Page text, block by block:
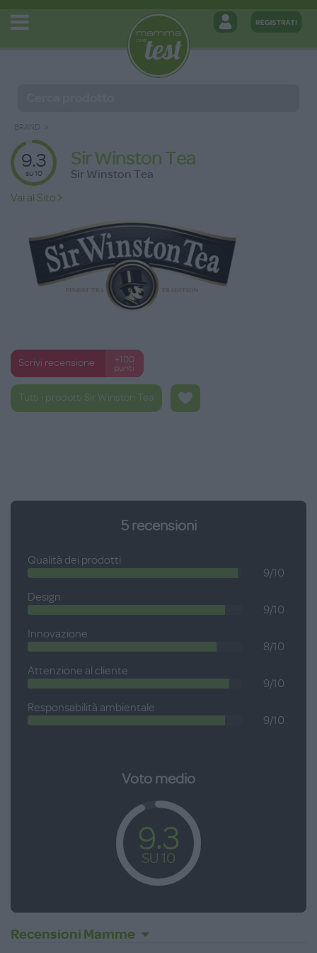
BRAND
9.3
su 10
Sir Winston Tea
Sir Winston Tea
Vai al Sito
Scrivi recensione
+100
punti
Tutti i prodotti Sir Winston Tea
5recensioni
Qualità dei prodotti
9/10
Design
9/10
Innovazione
8/10
Attenzione al cliente
9/10
Responsabilità ambientale
9/10
Voto medio
9.3
SU 10
Recensioni Mamme